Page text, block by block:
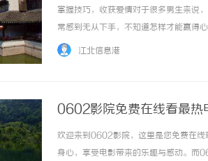
掌握技巧，收获爱情对于很多男生来说
常感到无从下手，不知道怎样才能赢得
交到女朋友。一、提升自身魅力要想快
江北信息港
0602影院免费在线看最热
欢迎来到0602影院，这里是您免费在线
身心，享受电影带来的乐趣与感动。而